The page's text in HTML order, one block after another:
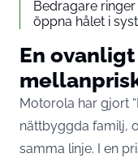
Bedragare
öppna hålet i
En
Motorola har gjort
nättbyggda familj,
samma linje. I en